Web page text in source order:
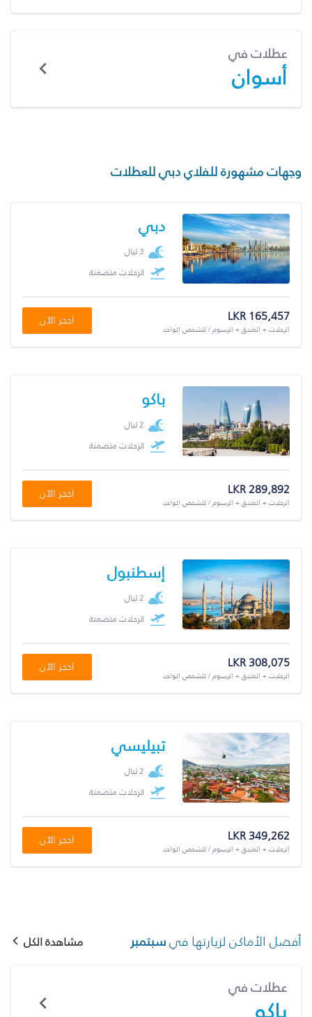
عطلات في
أسوان
وجهات مشهورة للفلاي دبي للعطلات
دبي
3 ليال
الرحلات متضمنة
LKR 165,457
الرحلات + الفندق + الرسوم / للشخص الواحد
احجز الآن
باكو
2 ليال
الرحلات متضمنة
LKR 289,892
الرحلات + الفندق + الرسوم / للشخص الواحد
احجز الآن
إسطنبول
2 ليال
الرحلات متضمنة
LKR 308,075
الرحلات + الفندق + الرسوم / للشخص الواحد
احجز الآن
تبيليسي
2 ليال
الرحلات متضمنة
LKR 349,262
الرحلات + الفندق + الرسوم / للشخص الواحد
احجز الآن
أفضل الأماكن لزيارتها فيسبتمبر مشاهدة الكل
عطلات في